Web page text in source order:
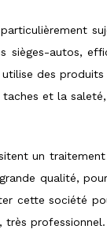
sièges-autos,
des
et la
un
qualité,
cette société
très professionnel.